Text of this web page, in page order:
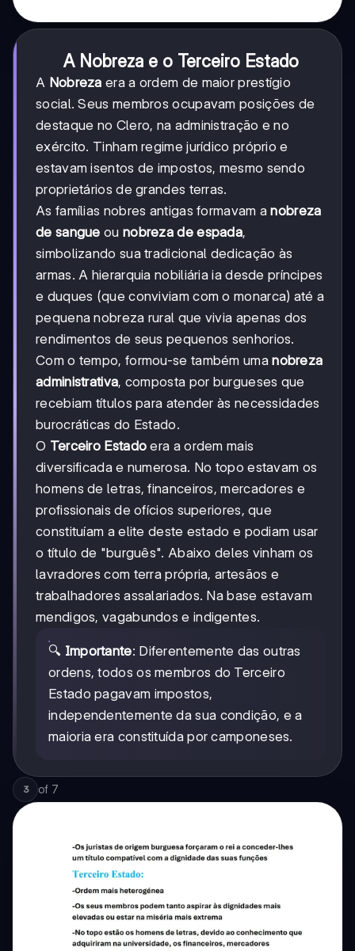
A Nobreza e o Terceiro Estado
A Nobreza era a ordem de maior prestígio
social. Seus membros ocupavam posições de
destaque no Clero, na administração e no
exército. Tinham regime jurídico próprio e
estavam isentos de impostos, mesmo sendo
proprietários de grandes terras.
As famílias nobres antigas formavam anobreza
de sangue ou nobreza de espada,
simbolizando sua tradicional dedicação às
armas. A hierarquia nobiliária ia desde príncipes
e duques (que conviviam com o monarca) até a
pequena nobreza rural que vivia apenas dos
rendimentos de seus pequenos senhorios.
Com o tempo, formou-se também umanobreza
administrativa, composta por burgueses que
recebiam títulos para atender às necessidades
burocráticas do Estado.
O Terceiro Estado era a ordem mais
diversificada e numerosa. No topo estavam os
homens de letras, financeiros, mercadores e
profissionais de ofícios superiores, que
constituíam a elite deste estado e podiam usar
o título de "burguês". Abaixo deles vinham os
lavradores com terra própria, artesãos e
trabalhadores assalariados. Na base estavam
mendigos, vagabundos e indigentes.
🔍 Importante: Diferentemente das outras
ordens, todos os membros do Terceiro
Estado pagavam impostos,
independentemente da sua condição, e a
maioria era constituída por camponeses.
3 of 7